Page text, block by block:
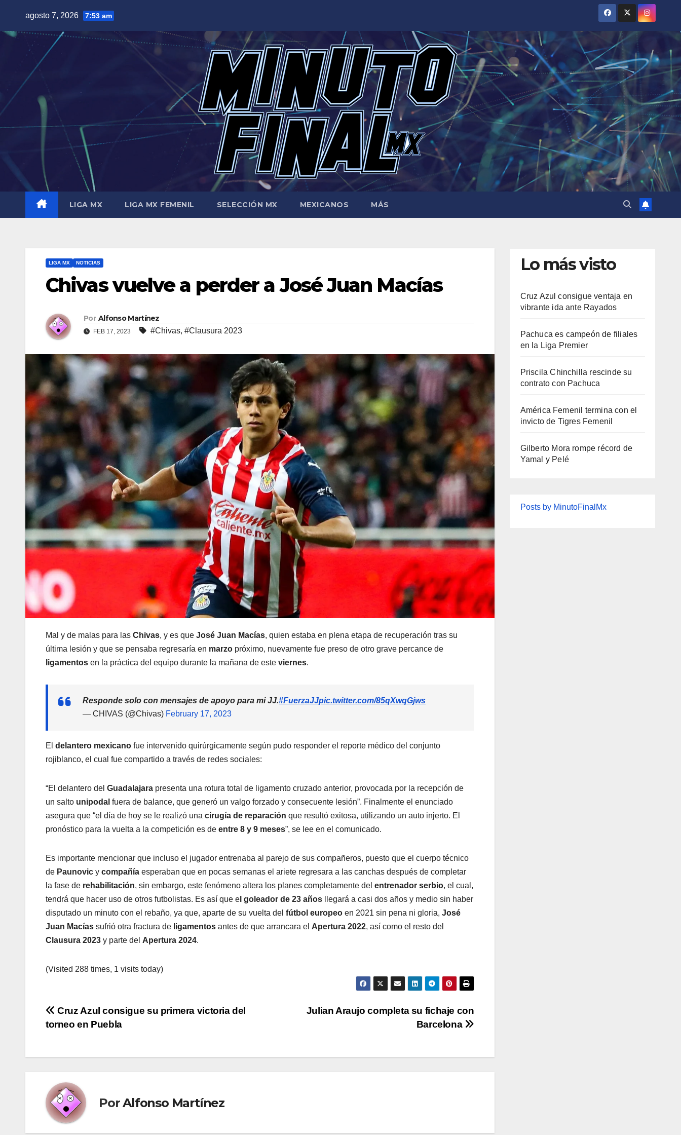
contenido
agosto 7, 2026 7:53 am
LIGA MX LIGA MX FEMENIL SELECCIÓN MX MEXICANOS MÁS
LIGA MX NOTICIAS
Chivas vuelve a perder a José Juan Macías
Por Alfonso Martínez
FEB 17, 2023 #Chivas, #Clausura 2023
Mal y de malas para las Chivas, y es que José Juan Macías, quien estaba en plena etapa de recuperación tras su
última lesión y que se pensaba regresaría en marzo próximo, nuevamente fue preso de otro grave percance de
ligamentos en la práctica del equipo durante la mañana de este viernes.
Responde solo con mensajes de apoyo para mi JJ.#FuerzaJJpic.twitter.com/85qXwqGjws
— CHIVAS (@Chivas) February 17, 2023
El delantero mexicano fue intervenido quirúrgicamente según pudo responder el reporte médico del conjunto
rojiblanco, el cual fue compartido a través de redes sociales:
“El delantero del Guadalajara presenta una rotura total de ligamento cruzado anterior, provocada por la recepción de
un salto unipodal fuera de balance, que generó un valgo forzado y consecuente lesión”. Finalmente el enunciado
asegura que “el día de hoy se le realizó una cirugía de reparación que resultó exitosa, utilizando un auto injerto. El
pronóstico para la vuelta a la competición es de entre 8 y 9 meses”, se lee en el comunicado.
Es importante mencionar que incluso el jugador entrenaba al parejo de sus compañeros, puesto que el cuerpo técnico
de Paunovic y compañía esperaban que en pocas semanas el ariete regresara a las canchas después de completar
la fase de rehabilitación, sin embargo, este fenómeno altera los planes completamente del entrenador serbio, el cual,
tendrá que hacer uso de otros futbolistas. Es así que e l goleador de 23 años llegará a casi dos años y medio sin haber
disputado un minuto con el rebaño, ya que, aparte de su vuelta del fútbol europeo en 2021 sin pena ni gloria, José
Juan Macías sufrió otra fractura de ligamentos antes de que arrancara el Apertura 2022, así como el resto del
Clausura 2023 y parte del Apertura 2024.
(Visited 288 times, 1 visits today)
Navegación
entradas
Julian Araujo completa su fichaje con
Barcelona
Cruz Azul consigue su primera victoria del
torneo en Puebla
PorAlfonso Martínez
Lo más visto
Cruz Azul consigue ventaja en
vibrante ida ante Rayados
Pachuca es campeón de filiales
en la Liga Premier
Priscila Chinchilla rescinde su
contrato con Pachuca
América Femenil termina con el
invicto de Tigres Femenil
Gilberto Mora rompe récord de
Yamal y Pelé
Posts by MinutoFinalMx